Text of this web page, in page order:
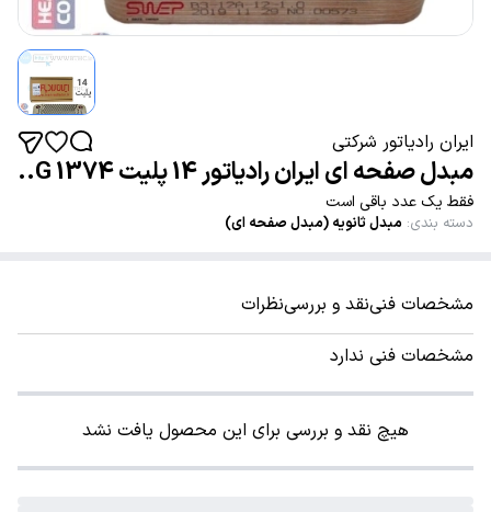
ایران رادیاتور شرکتی
مبدل صفحه ای ایران رادیاتور 14 پلیت G 1374..
فقط یک عدد باقی است
دسته بندی: مبدل ثانویه (مبدل صفحه ای)
مشخصات فنینقد و بررسینظرات
مشخصات فنی ندارد
هیچ نقد و بررسی برای این محصول یافت نشد